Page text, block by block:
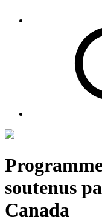
soutenus
Canada